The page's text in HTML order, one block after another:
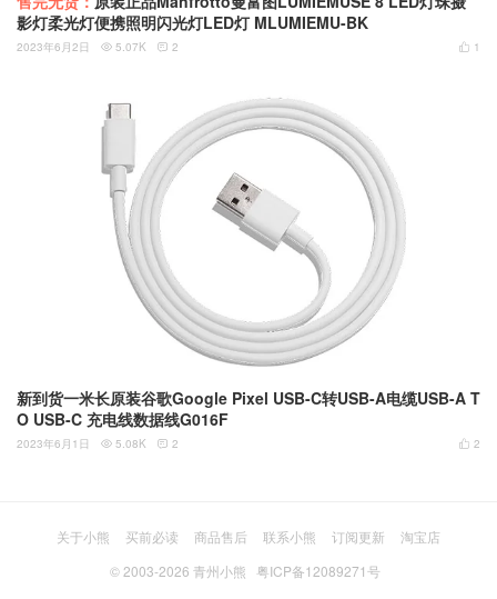
影灯柔光灯便携照明闪光灯LED灯 MLUMIEMU-BK
 1
2023年6月2日  5.07K  2
新到货一米长原装谷歌Google Pixel USB-C转USB-A电缆USB-A T
O USB-C 充电线数据线G016F
 2
2023年6月1日  5.08K  2
关于小熊 买前必读 商品售后 联系小熊 订阅更新
淘宝店
© 2003-2026 青州小熊 粤ICP备12089271号